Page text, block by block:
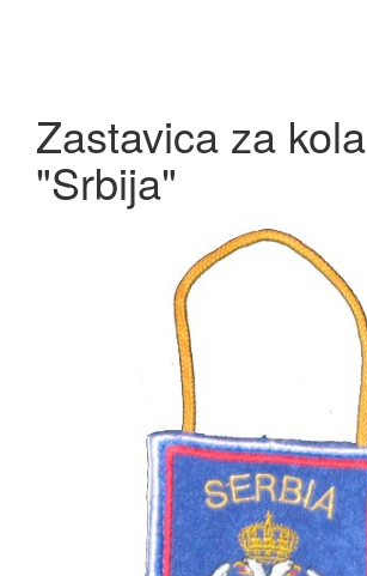
Zastavica za kola
"Srbija"